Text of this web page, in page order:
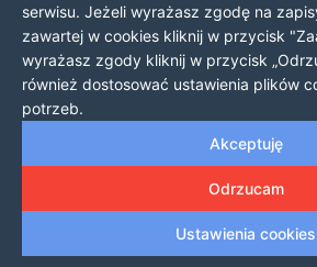
KONTAKT Z
Telefon: 12 385 20
Email: sekretariat@nowe-
GODZINY PRACY
Poniedziałek-Piątek: 7:30
serwisu. Jeżeli wyrażasz zgodę na
zawartej w cookies kliknij w przycisk
wyrażasz zgody kliknij w przycisk
również dostosować ustawienia plików
potrzeb.
Akceptuję
Odrzucam
Ustawienia cookies